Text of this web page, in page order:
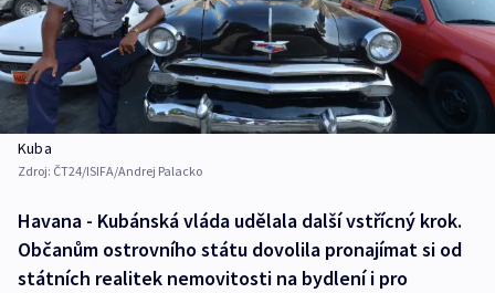
Kuba
Zdroj: ČT24/ISIFA/Andrej Palacko
Havana - Kubánská vláda udělala další vstřícný krok.
Občanům ostrovního státu dovolila pronajímat si od
státních realitek nemovitosti na bydlení i pro